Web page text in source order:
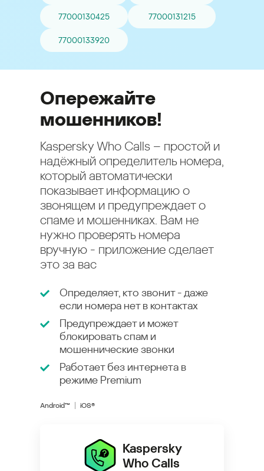
77000130425 77000131215
77000133920
Опережайте
мошенников!
Kaspersky Who Calls – простой и
надёжный определитель номера,
который автоматически
показывает информацию о
звонящем и предупреждает о
спаме и мошенниках. Вам не
нужно проверять номера
вручную - приложение сделает
это за вас
Определяет, кто звонит - даже
если номера нет в контактах
Предупреждает и может
блокировать спам и
мошеннические звонки
Работает без интернета в
режиме Premium
Android™ iOS®
Kaspersky
Who Calls